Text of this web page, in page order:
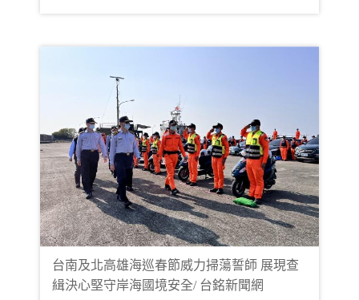
台南及北高雄海巡春節威力掃蕩誓師 展現查
緝決心堅守岸海國境安全/ 台銘新聞網